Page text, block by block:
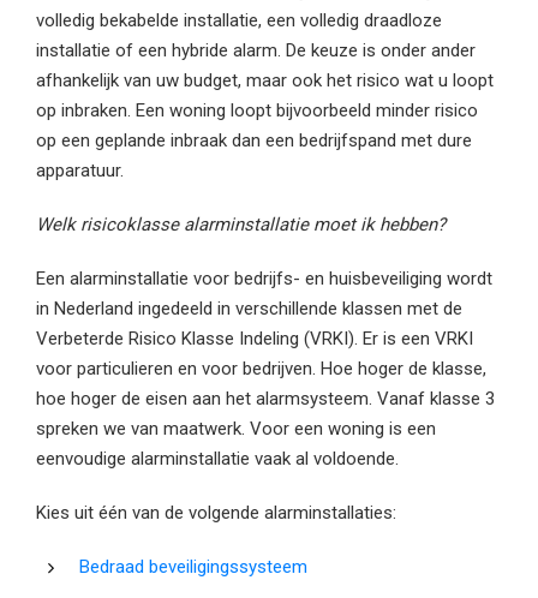
volledig bekabelde installatie, een volledig draadloze
installatie of een hybride alarm. De keuze is onder ander
afhankelijk van uw budget, maar ook het risico wat u loopt
op inbraken. Een woning loopt bijvoorbeeld minder risico
op een geplande inbraak dan een bedrijfspand met dure
apparatuur.
Welk risicoklasse alarminstallatie moet ik hebben?
Een alarminstallatie voor bedrijfs- en huisbeveiliging wordt
in Nederland ingedeeld in verschillende klassen met de
Verbeterde Risico Klasse Indeling (VRKI). Er is een VRKI
voor particulieren en voor bedrijven. Hoe hoger de klasse,
hoe hoger de eisen aan het alarmsysteem. Vanaf klasse 3
spreken we van maatwerk. Voor een woning is een
eenvoudige alarminstallatie vaak al voldoende.
Kies uit één van de volgende alarminstallaties:
Bedraad beveiligingssysteem